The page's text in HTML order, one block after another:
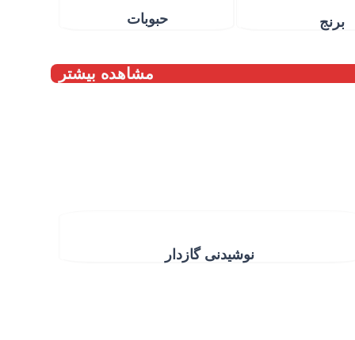
برنج حبوبات
مشاهده بیشتر
نوشیدنی گازدار